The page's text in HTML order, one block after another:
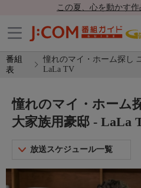
この夏、心を動かす
番組
表
憧れのマイ・ホーム探し
LaLa TV
憧れのマイ・ホーム
大家族用豪邸 - LaLa
放送スケジュール一覧